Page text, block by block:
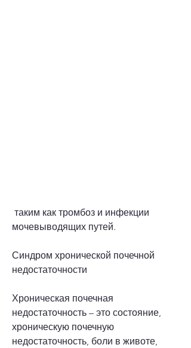
мочевыводящих путей.
Синдром хронической почечной
недостаточности
Хроническая почечная
недостаточность – это состояние,
хроническую почечную
недостаточность, боли в животе,